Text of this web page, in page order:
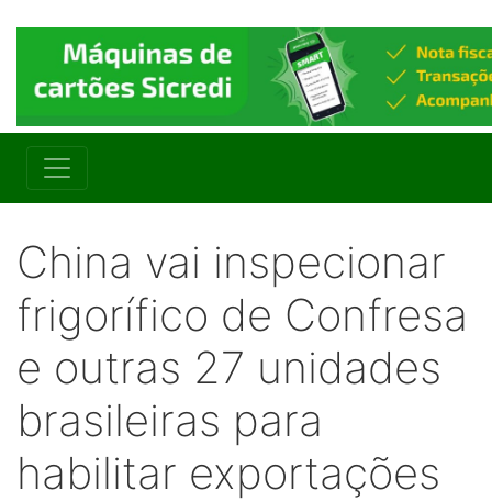
China vai inspecionar
frigorífico de Confresa
e outras 27 unidades
brasileiras para
habilitar exportações